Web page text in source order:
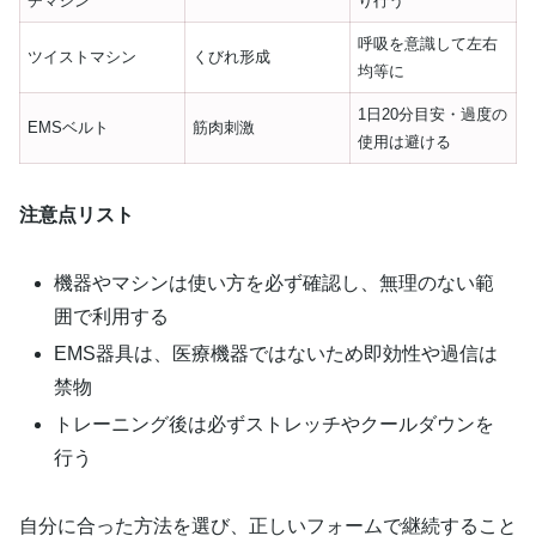
ツイストマシン くびれ形成
呼吸を意識して左右
均等に
EMSベルト 筋肉刺激
1日20分目安・過度の
使用は避ける
注意点リスト
機器やマシンは使い方を必ず確認し、無理のない範
囲で利用する
EMS器具は、医療機器ではないため即効性や過信は
禁物
トレーニング後は必ずストレッチやクールダウンを
行う
自分に合った方法を選び、正しいフォームで継続すること